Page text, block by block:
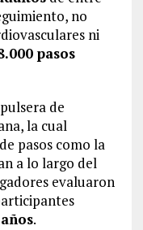
no
ni
pasos
de
la cual
pasos como la
a lo largo del
evaluaron
.